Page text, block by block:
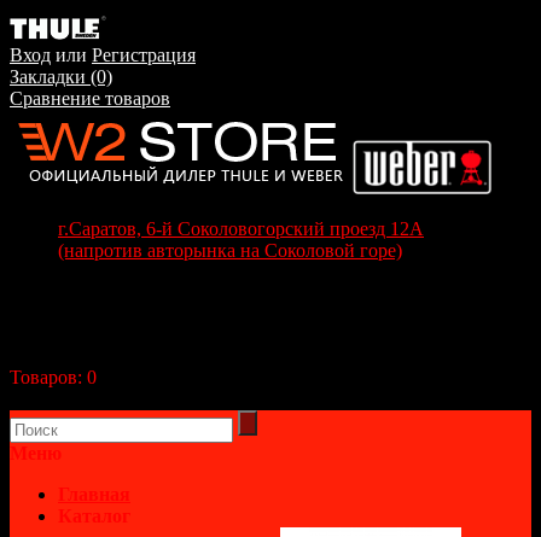
Вход или Регистрация
Закладки (0)
Сравнение товаров
г.Саратов, 6-й Соколовогорский проезд 12А
(напротив авторынка на Соколовой горе)
Товаров: 0
Меню
Главная
Каталог